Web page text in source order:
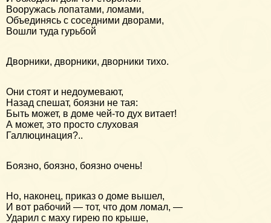
Вооружась лопатами, ломами,
Объединясь с соседними дворами,
Вошли туда гурьбой
Дворники, дворники, дворники тихо.
Они стоят и недоумевают,
Назад спешат, боязни не тая:
Быть может, в доме чей-то дух витает!
А может, это просто слуховая
Галлюцинация?..
Боязно, боязно, боязно очень!
Но, наконец, приказ о доме вышел,
И вот рабочий — тот, что дом ломал, —
Ударил с маху гирею по крыше,